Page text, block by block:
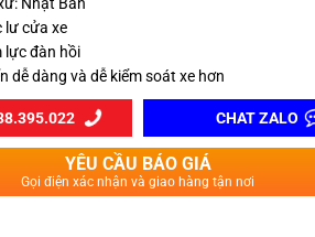
Nhật Bản
lư cửa xe
lực đàn hồi
dễ dàng và dễ kiểm soát xe hơn
CHAT ZALO
YÊU CẦU BÁO GIÁ
Gọi điện xác nhận và giao hàng tận nơi